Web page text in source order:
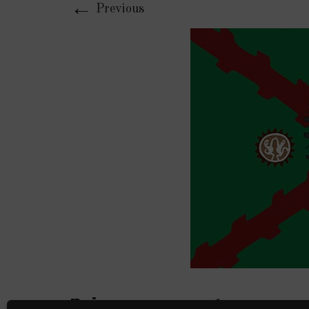
← Previous
Deja una respuesta